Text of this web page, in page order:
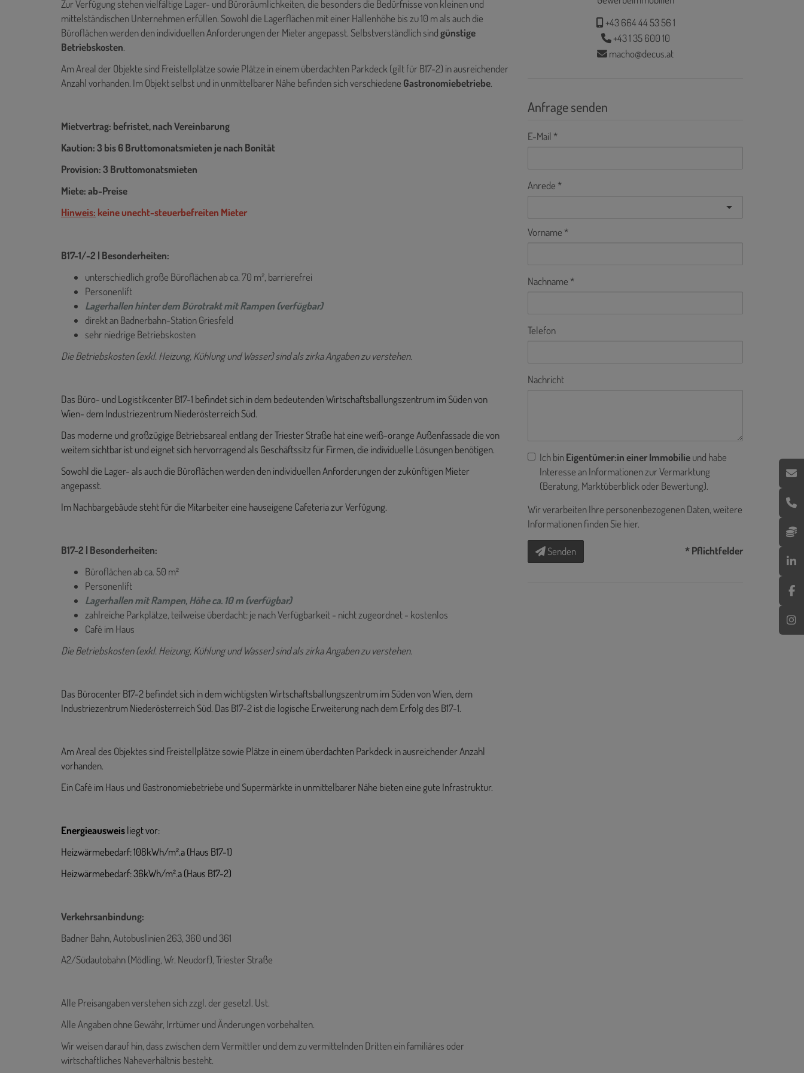
Zur Verfügung stehen vielfältige Lager- und Büroräumlichkeiten, die besonders die Bedürfnisse von kleinen und
mittelständischen Unternehmen erfüllen. Sowohl die Lagerflächen mit einer Hallenhöhe bis zu 10 m als auch die
Büroflächen werden den individuellen Anforderungen der Mieter angepasst. Selbstverständlich sindgünstige
Betriebskosten.
Am Areal der Objekte sind Freistellplätze sowie Plätze in einem überdachten Parkdeck (gilt für B17-2) in ausreichender
Anzahl vorhanden. Im Objekt selbst und in unmittelbarer Nähe befinden sich verschiedene Gastronomiebetriebe.
Mietvertrag: befristet, nach Vereinbarung
Kaution: 3 bis 6 Bruttomonatsmieten je nach Bonität
Provision: 3 Bruttomonatsmieten
Miete: ab-Preise
Hinweis: keine unecht-steuerbefreiten Mieter
B17-1/-2 | Besonderheiten:
unterschiedlich große Büroflächen ab ca. 70 m², barrierefrei
Personenlift
Lagerhallen hinter dem Bürotrakt mit Rampen (verfügbar)
direkt an Badnerbahn-Station Griesfeld
sehr niedrige Betriebskosten
Die Betriebskosten (exkl. Heizung, Kühlung und Wasser) sind als zirka Angaben zu verstehen.
Das Büro- und Logistikcenter B17-1 befindet sich in dem bedeutenden Wirtschaftsballungszentrum im Süden von
Wien- dem Industriezentrum Niederösterreich Süd.
Das moderne und großzügige Betriebsareal entlang der Triester Straße hat eine weiß-orange Außenfassade die von
weitem sichtbar ist und eignet sich hervorragend als Geschäftssitz für Firmen, die individuelle Lösungen benötigen.
Sowohl die Lager- als auch die Büroflächen werden den individuellen Anforderungen der zukünftigen Mieter
angepasst.
Im Nachbargebäude steht für die Mitarbeiter eine hauseigene Cafeteria zur Verfügung.
B17-2 | Besonderheiten:
Büroflächen ab ca. 50 m²
Personenlift
Lagerhallen mit Rampen, Höhe ca. 10 m (verfügbar)
zahlreiche Parkplätze, teilweise überdacht: je nach Verfügbarkeit - nicht zugeordnet - kostenlos
Café im Haus
Die Betriebskosten (exkl. Heizung, Kühlung und Wasser) sind als zirka Angaben zu verstehen.
Das Bürocenter B17-2 befindet sich in dem wichtigsten Wirtschaftsballungszentrum im Süden von Wien, dem
Industriezentrum Niederösterreich Süd. Das B17-2 ist die logische Erweiterung nach dem Erfolg des B17-1.
Am Areal des Objektes sind Freistellplätze sowie Plätze in einem überdachten Parkdeck in ausreichender Anzahl
vorhanden.
Ein Café im Haus und Gastronomiebetriebe und Supermärkte in unmittelbarer Nähe bieten eine gute Infrastruktur.
Energieausweisliegt vor:
Heizwärmebedarf: 108kWh/m².a (Haus B17-1)
Heizwärmebedarf: 36kWh/m².a (Haus B17-2)
Verkehrsanbindung:
Badner Bahn, Autobuslinien 263, 360 und 361
A2/Südautobahn (Mödling, Wr. Neudorf), Triester Straße
Alle Preisangaben verstehen sich zzgl. der gesetzl. Ust.
Alle Angaben ohne Gewähr, Irrtümer und Änderungen vorbehalten.
Wir weisen darauf hin, dass zwischen dem Vermittler und dem zu vermittelnden Dritten ein familiäres oder
wirtschaftliches Naheverhältnis besteht.
+43 664 44 53 56 1
+43 1 35 600 10
macho@decus.at
Anfrage senden
E-Mail
Anrede
Vorname
Nachname
Telefon
Nachricht
Ich binEigentümer:in einer Immobilieund habe
Interesse an Informationen zur Vermarktung
(Beratung, Marktüberblick oder Bewertung).
Wir verarbeiten Ihre personenbezogenen Daten, weitere
Informationen finden Sie hier.
Senden * Pflichtfelder